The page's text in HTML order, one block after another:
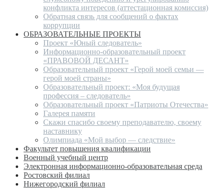
конфликта интересов (аттестационная комиссия)
Обратная связь для сообщений о фактах
коррупции
ОБРАЗОВАТЕЛЬНЫЕ ПРОЕКТЫ
Проект «Юный следователь»
Информационно-образовательный проект
«ПРАВОВОЙ ДЕСАНТ»
Образовательный проект «Герой моей семьи —
герой моей страны»
Образовательный проект: «Моя будущая
профессия – следователь»
Образовательный проект «Патриоты Отечества»
Галерея памяти
Скажи спасибо своему преподавателю, своему
наставнику
Олимпиада «Мой выбор — следствие»
Факультет повышения квалификации
Военный учебный центр
Электронная информационно-образовательная среда
Ростовский филиал
Нижегородский филиал